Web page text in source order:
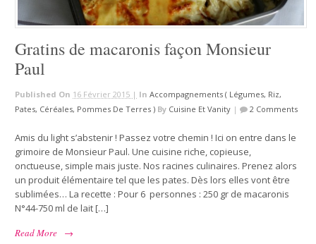
Gratins de macaronis façon Monsieur
Paul
Published On 16 Février 2015 | In Accompagnements ( Légumes, Riz,
Pates, Céréales, Pommes De Terres ) By Cuisine Et Vanity | 2 Comments
Amis du light s’abstenir ! Passez votre chemin ! Ici on entre dans le
grimoire de Monsieur Paul. Une cuisine riche, copieuse,
onctueuse, simple mais juste. Nos racines culinaires. Prenez alors
un produit élémentaire tel que les pates. Dès lors elles vont être
sublimées… La recette : Pour 6 personnes : 250 gr de macaronis
N°44-750 ml de lait […]
Read More
→